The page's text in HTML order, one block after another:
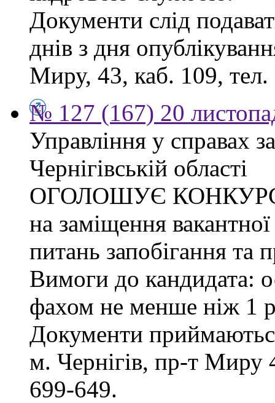
Документи слід
днів з дня
Миру, 43, каб. 109,
№ 127 (167) 20
Управління у справах
Чернігівській області
ОГОЛОШУЄ
на заміщення
питань запобігання та
Вимоги до кандидата:
фахом не менше ніж 1
Документи
м. Чернігів, пр-т Миру
699-649.